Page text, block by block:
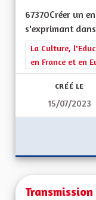
67370Créer un
s'exprimant
Filtrer les
La Culture,
en France et en
CRÉÉ LE
15/07/2023